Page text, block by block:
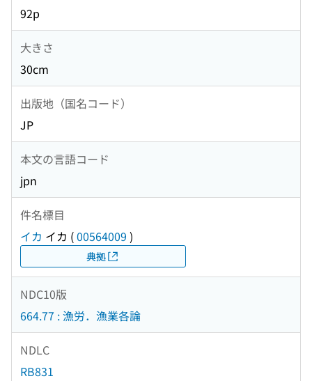
92p
大きさ
30cm
出版地（国名コード）
JP
本文の言語コード
jpn
件名標目
イカ イカ (00564009 )
典拠
NDC10版
664.77 : 漁労．漁業各論
NDLC
RB831